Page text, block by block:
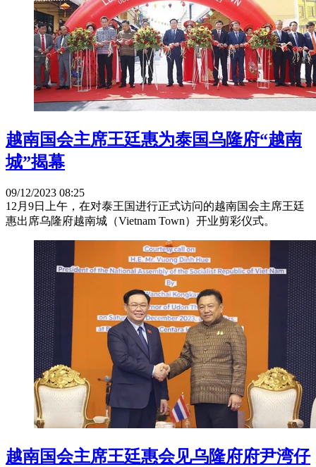
越南国会主席王廷惠为泰国乌隆府“越南
城”揭幕
09/12/2023 08:25
12月9日上午，在对泰王国进行正式访问的越南国会主席王廷
惠出席乌隆府越南城（Vietnam Town）开业剪彩仪式。
越南国会主席王廷惠会见乌隆府府尹湾仔